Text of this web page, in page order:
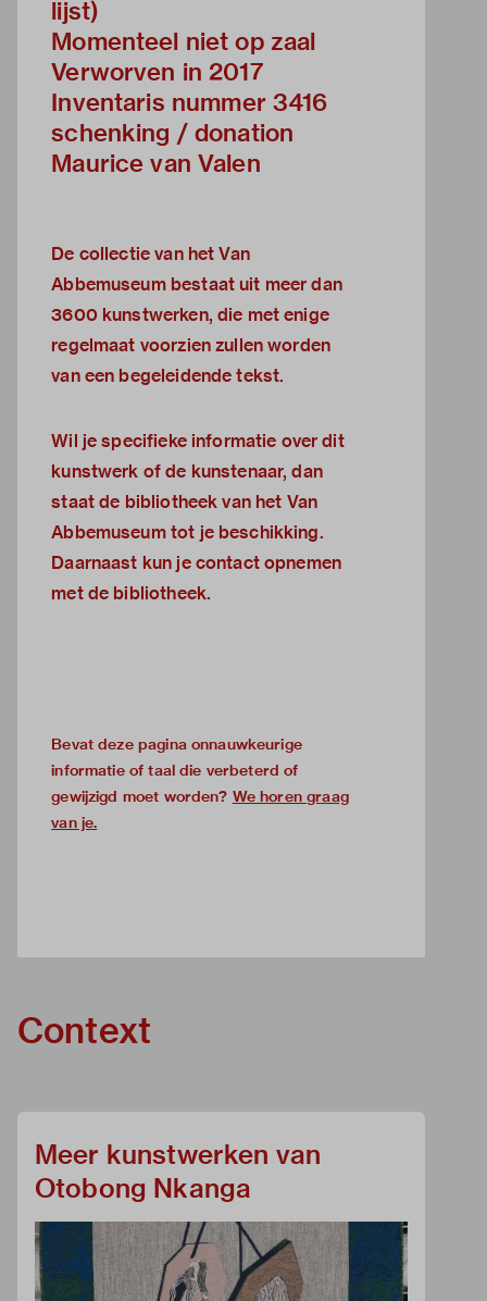
lijst)
Momenteel niet op zaal
Verworven in 2017
Inventaris nummer 3416
schenking / donation
Maurice van Valen
De collectie van het Van
Abbemuseum bestaat uit meer dan
3600 kunstwerken, die met enige
regelmaat voorzien zullen worden
van een begeleidende tekst.
Wil je specifieke informatie over dit
kunstwerk of de kunstenaar, dan
staat de bibliotheek van het Van
Abbemuseumtot je beschikking.
Daarnaast kun jecontact opnemen
met de bibliotheek.
Bevat deze pagina onnauwkeurige
informatie of taal die verbeterd of
gewijzigd moet worden? We horen graag
van je.
Context
Meer kunstwerken van
Otobong Nkanga